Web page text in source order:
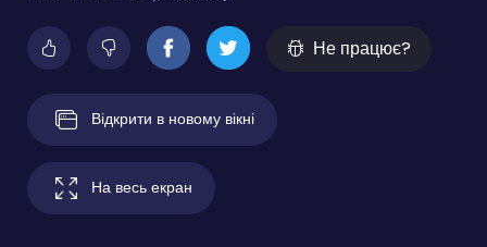
Не працює?
Відкрити в новому вікні
На весь екран